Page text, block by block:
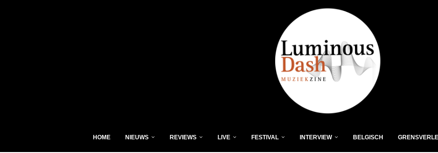
HOME NIEUWS REVIEWS LIVE FESTIVAL INTERVIEW BELGISCH